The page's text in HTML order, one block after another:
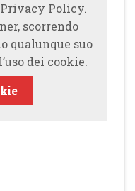
Policy.
scorrendo
qualunque suo
dei cookie.